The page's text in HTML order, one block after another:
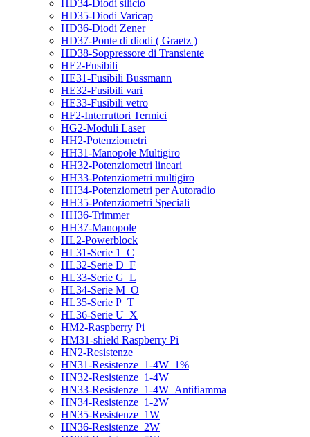
HD34-Diodi silicio
HD35-Diodi Varicap
HD36-Diodi Zener
HD37-Ponte di diodi ( Graetz )
HD38-Soppressore di Transiente
HE2-Fusibili
HE31-Fusibili Bussmann
HE32-Fusibili vari
HE33-Fusibili vetro
HF2-Interruttori Termici
HG2-Moduli Laser
HH2-Potenziometri
HH31-Manopole Multigiro
HH32-Potenziometri lineari
HH33-Potenziometri multigiro
HH34-Potenziometri per Autoradio
HH35-Potenziometri Speciali
HH36-Trimmer
HH37-Manopole
HL2-Powerblock
HL31-Serie 1_C
HL32-Serie D_F
HL33-Serie G_L
HL34-Serie M_O
HL35-Serie P_T
HL36-Serie U_X
HM2-Raspberry Pi
HM31-shield Raspberry Pi
HN2-Resistenze
HN31-Resistenze_1-4W_1%
HN32-Resistenze_1-4W
HN33-Resistenze_1-4W_Antifiamma
HN34-Resistenze_1-2W
HN35-Resistenze_1W
HN36-Resistenze_2W